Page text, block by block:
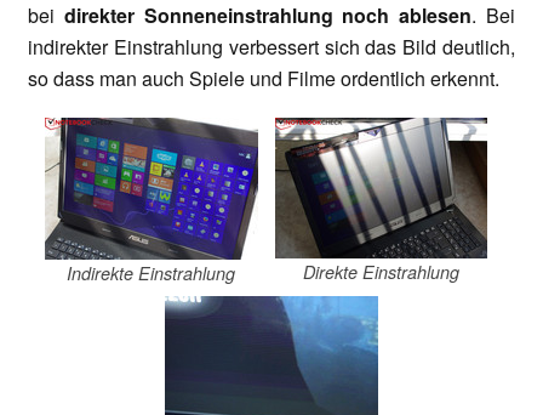
bei direkter Sonneneinstrahlung noch ablesen. Bei
indirekter Einstrahlung verbessert sich das Bild deutlich,
so dass man auch Spiele und Filme ordentlich erkennt.
Indirekte Einstrahlung Direkte Einstrahlung